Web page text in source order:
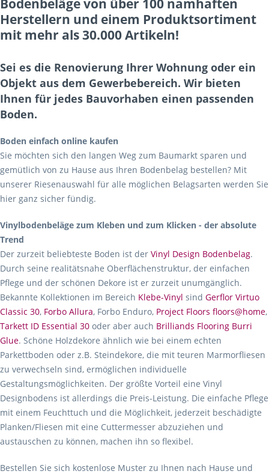
Bodenbeläge von über 100 namhaften
Herstellern und einem Produktsortiment
mit mehr als 30.000 Artikeln!
Sei es die Renovierung Ihrer Wohnung oder ein
Objekt aus dem Gewerbebereich. Wir bieten
Ihnen für jedes Bauvorhaben einen passenden
Boden.
Boden einfach online kaufen
Sie möchten sich den langen Weg zum Baumarkt sparen und
gemütlich von zu Hause aus Ihren Bodenbelag bestellen? Mit
unserer Riesenauswahl für alle möglichen Belagsarten werden Sie
hier ganz sicher fündig.
Vinylbodenbeläge zum Kleben und zum Klicken - der absolute
Trend
Der zurzeit beliebteste Boden ist der Vinyl Design Bodenbelag.
Durch seine realitätsnahe Oberflächenstruktur, der einfachen
Pflege und der schönen Dekore ist er zurzeit unumgänglich.
Bekannte Kollektionen im Bereich Klebe-Vinyl sind Gerflor Virtuo
Classic 30, Forbo Allura, Forbo Enduro, Project Floors floors@home,
Tarkett ID Essential 30 oder aber auch Brilliands Flooring Burri
Glue. Schöne Holzdekore ähnlich wie bei einem echten
Parkettboden oder z.B. Steindekore, die mit teuren Marmorfliesen
zu verwechseln sind, ermöglichen individuelle
Gestaltungsmöglichkeiten. Der größte Vorteil eine Vinyl
Designbodens ist allerdings die Preis-Leistung. Die einfache Pflege
mit einem Feuchttuch und die Möglichkeit, jederzeit beschädigte
Planken/Fliesen mit eine Cuttermesser abzuziehen und
austauschen zu können, machen ihn so flexibel.
Bestellen Sie sich kostenlose Muster zu Ihnen nach Hause und